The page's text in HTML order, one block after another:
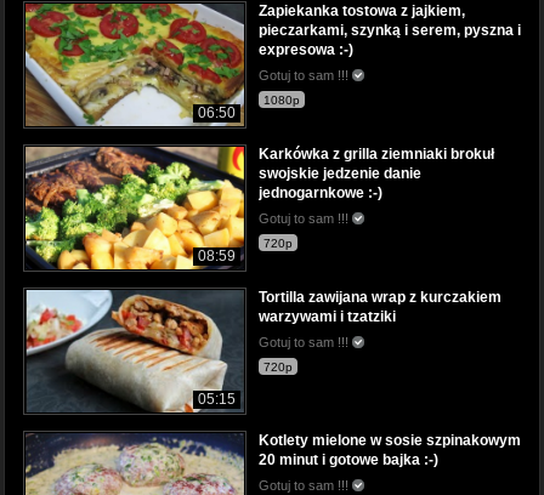
06:50
Zapiekanka tostowa z jajkiem,
pieczarkami, szynką i serem, pyszna i
expresowa :-)
Gotuj to sam !!!
1080p
08:59
Karkówka z grilla ziemniaki brokuł
swojskie jedzenie danie
jednogarnkowe :-)
Gotuj to sam !!!
720p
05:15
Tortilla zawijana wrap z kurczakiem
warzywami i tzatziki
Gotuj to sam !!!
720p
Kotlety mielone w sosie szpinakowym
20 minut i gotowe bajka :-)
Gotuj to sam !!!